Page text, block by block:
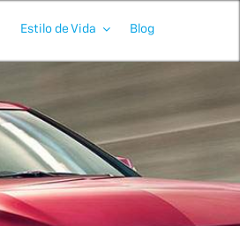
Estilo de Vida Blog